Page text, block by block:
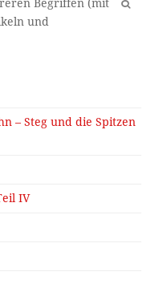
OK
– Steg und die Spitzen
IV